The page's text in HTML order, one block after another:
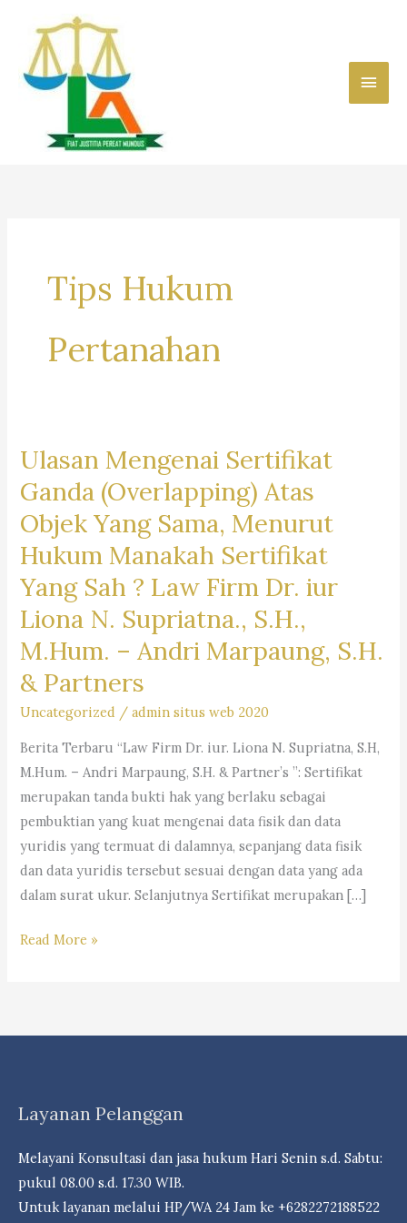
content
Main
Tips Hukum
Pertanahan
Ulasan Mengenai Sertifikat
Ganda (Overlapping) Atas
Objek Yang Sama, Menurut
Hukum Manakah Sertifikat
Yang Sah ? Law Firm Dr. iur
Liona N. Supriatna., S.H.,
M.Hum. – Andri Marpaung, S.H.
& Partners
Uncategorized /admin situs web 2020
Berita Terbaru “Law Firm Dr. iur. Liona N. Supriatna, S.H,
M.Hum. – Andri Marpaung, S.H. & Partner’s ”: Sertifikat
merupakan tanda bukti hak yang berlaku sebagai
pembuktian yang kuat mengenai data fisik dan data
yuridis yang termuat di dalamnya, sepanjang data fisik
dan data yuridis tersebut sesuai dengan data yang ada
dalam surat ukur. Selanjutnya Sertifikat merupakan […]
Ulasan
(Overlapping)
Yang
Menurut
Hukum
Manakah
Read More »
Layanan Pelanggan
Melayani Konsultasi dan jasa hukum Hari Senin s.d. Sabtu:
pukul 08.00 s.d. 17.30 WIB.
Untuk layanan melalui HP/WA 24 Jam ke +6282272188522